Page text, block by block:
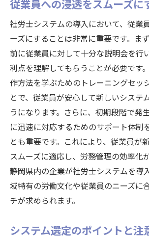
従業員への浸透をスムーズに
社労士システムの導入において、従業
ーズにすることは非常に重要です。ま
前に従業員に対して十分な説明会を行
利点を理解してもらうことが必要です
作方法を学ぶためのトレーニングセッ
とで、従業員が安心して新しいシステ
うになります。さらに、初期段階で発
に迅速に対応するためのサポート体制
とも重要です。これにより、従業員が
スムーズに適応し、労務管理の効率化
静岡県内の企業が社労士システムを導
域特有の労働文化や従業員のニーズに
チが求められます。
システム選定のポイントと注